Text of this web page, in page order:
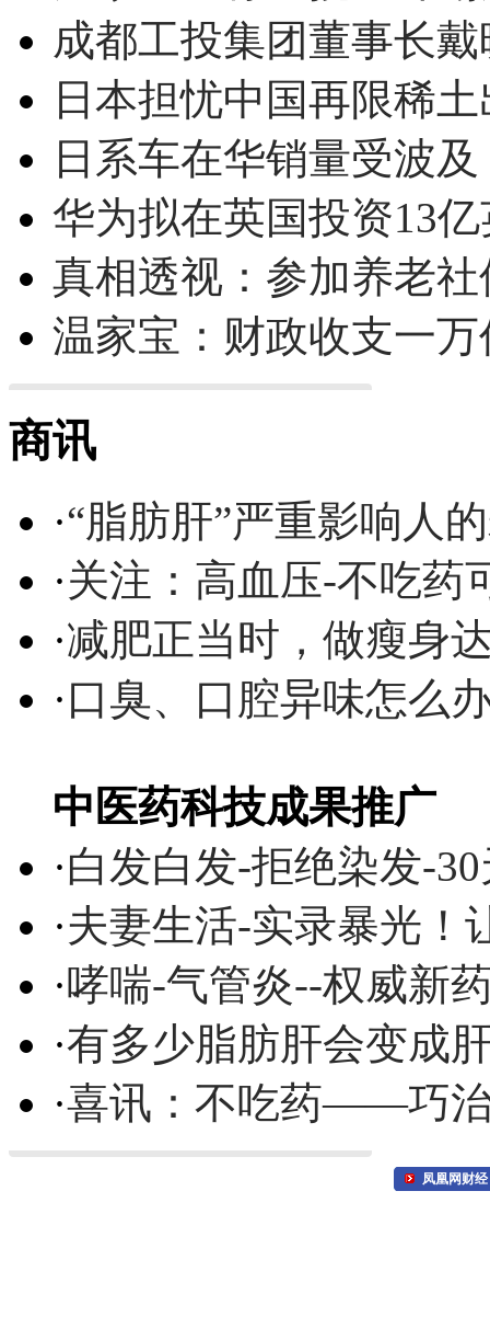
成都工投集团董事长
日本担忧中国再限稀
日系车在华销量受波
华为拟在英国投资13
真相透视：参加养老
温家宝：财政收支一
商讯
·“脂肪肝”严重影响人
·关注：高血压-不吃药
·减肥正当时，做瘦身
·口臭、口腔异味怎么
中医药科技成果推广
·白发白发-拒绝染发-
·夫妻生活-实录暴光！
·哮喘-气管炎--权威新
·有多少脂肪肝会变成
·喜讯：不吃药——巧
凤凰网财经